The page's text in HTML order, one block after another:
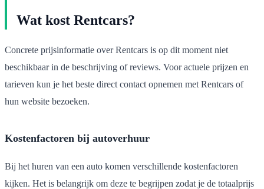
Wat kost Rentcars?
Concrete prijsinformatie over Rentcars is op dit moment niet
beschikbaar in de beschrijving of reviews. Voor actuele prijzen en
tarieven kun je het beste direct contact opnemen met Rentcars of
hun website bezoeken.
Kostenfactoren bij autoverhuur
Bij het huren van een auto komen verschillende kostenfactoren
kijken. Het is belangrijk om deze te begrijpen zodat je de totaalprijs